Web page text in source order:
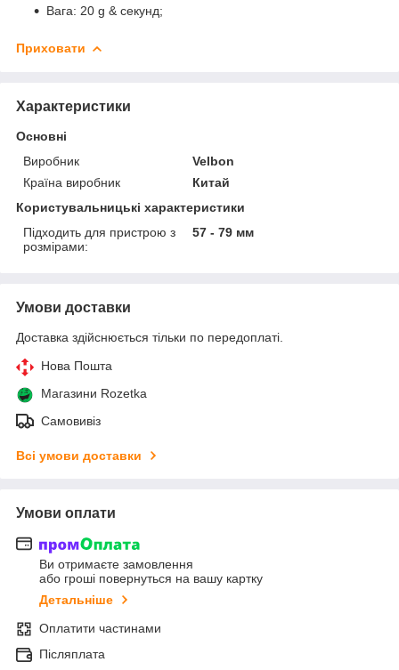
Вага: 20 g & секунд;
Приховати
Характеристики
Основні
Виробник
Velbon
Країна виробник
Китай
Користувальницькі характеристики
Підходить для пристрою з
розмірами:
57 - 79 мм
Умови доставки
Доставка здійснюється тільки по передоплаті.
Нова Пошта
Магазини Rozetka
Самовивіз
Всі умови доставки
Умови оплати
Ви отримаєте замовлення
або гроші повернуться на вашу картку
Детальніше
Оплатити частинами
Післяплата